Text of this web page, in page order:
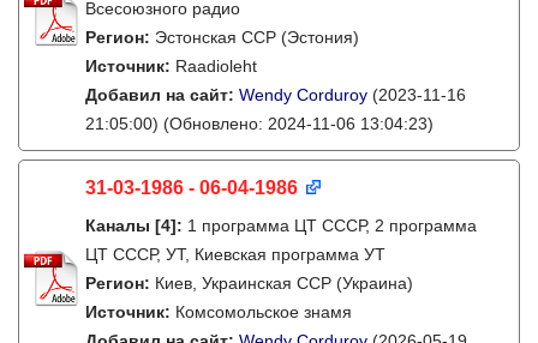
Всесоюзного радио
Регион: Эстонская ССР (Эстония)
Источник: Raadioleht
Добавил на сайт: Wendy Corduroy (2023-11-16
21:05:00) (Обновлено: 2024-11-06 13:04:23)
31-03-1986 - 06-04-1986
Каналы [4]: 1 программа ЦТ СССР, 2 программа
ЦТ СССР, УТ, Киевская программа УТ
Регион: Киев, Украинская ССР (Украина)
Источник: Комсомольское знамя